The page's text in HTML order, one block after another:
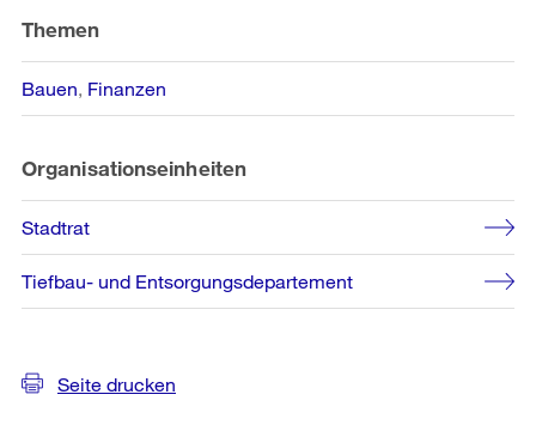
Themen
Bauen Finanzen
Organisationseinheiten
Stadtrat
Tiefbau- und Entsorgungsdepartement
Seite drucken